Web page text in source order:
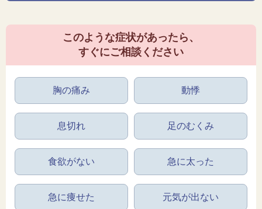
このような症状があったら、
すぐにご相談ください
胸の痛み 動悸
息切れ 足のむくみ
食欲がない 急に太った
急に痩せた 元気が出ない